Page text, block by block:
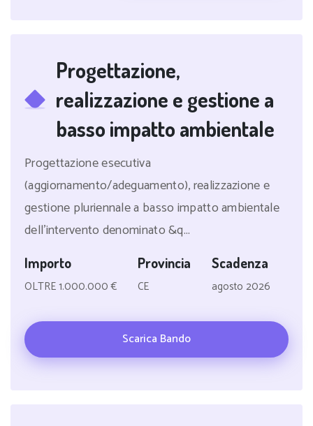
Progettazione,
realizzazione e gestione a
basso impatto ambientale
Progettazione esecutiva
(aggiornamento/adeguamento), realizzazione e
gestione pluriennale a basso impatto ambientale
dell'intervento denominato &q...
Importo
OLTRE 1.000.000 €
Provincia
CE
Scadenza
agosto 2026
Scarica Bando